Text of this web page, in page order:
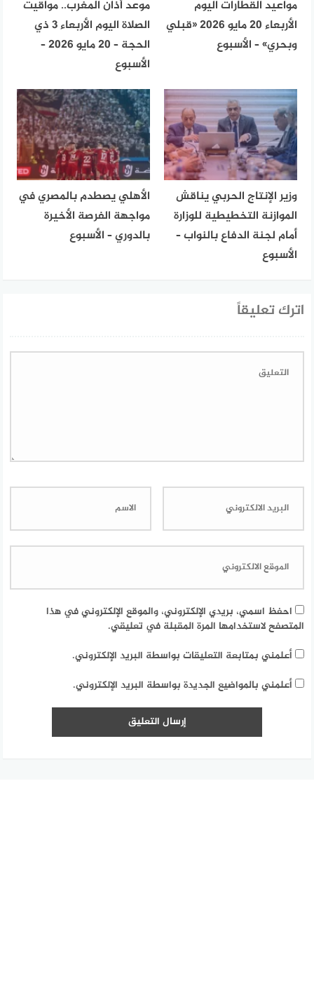
مواعيد القطارات اليوم
الأربعاء 20 مايو 2026 «قبلي
وبحري» – الأسبوع
موعد أذان المغرب.. مواقيت
الصلاة اليوم الأربعاء 3 ذي
الحجة – 20 مايو 2026 –
الأسبوع
وزير الإنتاج الحربي يناقش
الموازنة التخطيطية للوزارة
أمام لجنة الدفاع بالنواب –
الأسبوع
الأهلي يصطدم بالمصري في
مواجهة الفرصة الأخيرة
بالدوري – الأسبوع
اترك تعليقاً
احفظ اسمي، بريدي الإلكتروني، والموقع الإلكتروني في هذا
المتصفح لاستخدامها المرة المقبلة في تعليقي.
أعلمني بمتابعة التعليقات بواسطة البريد الإلكتروني.
أعلمني بالمواضيع الجديدة بواسطة البريد الإلكتروني.